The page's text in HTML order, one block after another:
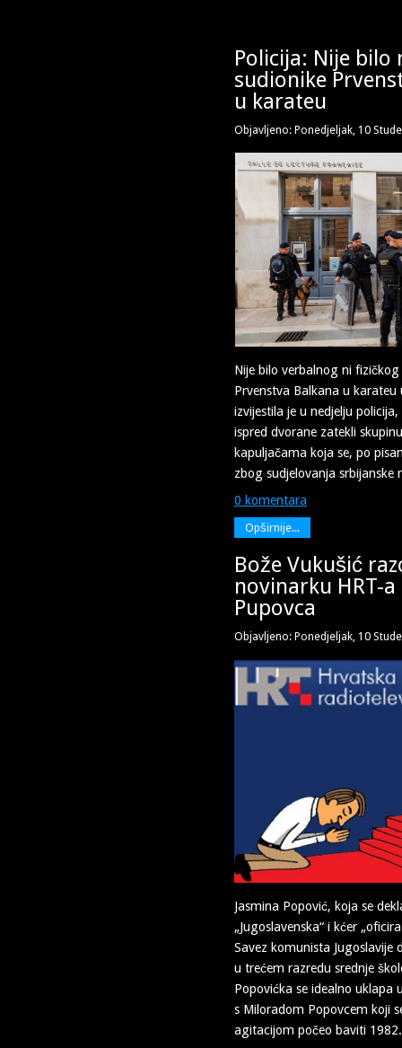
Policija: Nije bilo
sudionike
u karateu
Objavljeno: Ponedjeljak, 10
Nije bilo verbalnog ni
Prvenstva Balkana u
izvijestila je u nedjelju
ispred dvorane zatekli
kapuljačama koja se, po
zbog sudjelovanja srbijanske
0 komentara
Opširnije...
Bože Vukušić
novinarku HRT-
Pupovca
Objavljeno: Ponedjeljak, 10
Jasmina Popović, koja se
„Jugoslavenska“ i kćer
Savez komunista Jugoslavije
u trećem razredu srednje
Popovićka se idealno uklapa
s Miloradom Popovcem koji
agitacijom počeo baviti